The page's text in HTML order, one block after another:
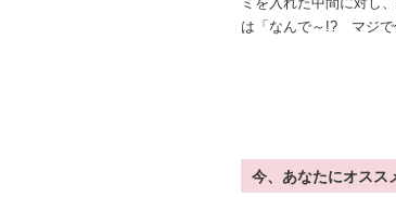
は「なんで～!? マジで
今、あなたにオスス